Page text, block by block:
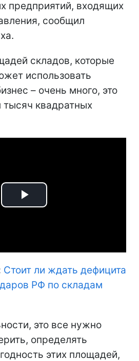
предприятий, входящих
сообщил
складов, которые
использовать
– очень много, это
тысяч квадратных
Play
Стоит ли ждать дефицита
РФ по складам
это все нужно
определять
этих площадей,